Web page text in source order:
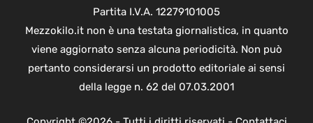
Partita I.V.A. 12279101005
Mezzokilo.it non è una testata giornalistica, in quanto
viene aggiornato senza alcuna periodicità. Non può
pertanto considerarsi un prodotto editoriale ai sensi
della legge n. 62 del 07.03.2001